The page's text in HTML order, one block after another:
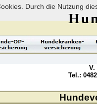
Durch die Nutzung
V.
Tel.: